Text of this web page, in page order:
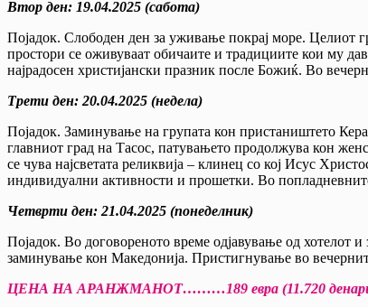
Втор ден: 19.04.2025 (сабота)
Појадок. Слободен ден за уживање покрај море. Целиот
простори се оживуваат обичаите и традициите кои му
најрадосен христијански празник после Божиќ. Во
Трети ден: 20.04.2025 (недела)
Појадок. Заминување на групата кон пристаништето
главниот град на Тасос, патувањето продолжува кон
се чува најсветата реликвија – клинец со кој Исус
индивидуални активности и прошетки. Во
Четврти ден: 21.04.2025 (понеделник)
Појадок. Во договореното време одјавување од
заминување кон Македонија. Пристигнување во
ЦЕНА НА АРАНЖМАНОТ………189 евра (11.720